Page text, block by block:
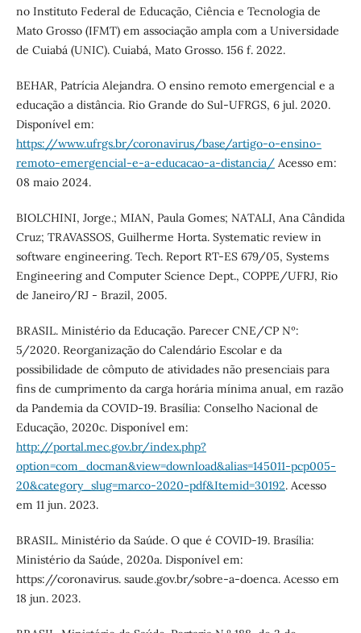
no Instituto Federal de Educação, Ciência e Tecnologia de
Mato Grosso (IFMT) em associação ampla com a Universidade
de Cuiabá (UNIC). Cuiabá, Mato Grosso. 156 f. 2022.
BEHAR, Patrícia Alejandra. O ensino remoto emergencial e a
educação a distância. Rio Grande do Sul-UFRGS, 6 jul. 2020.
Disponível em:
https://www.ufrgs.br/coronavirus/base/artigo-o-ensino-
remoto-emergencial-e-a-educacao-a-distancia/Acesso em:
08 maio 2024.
BIOLCHINI, Jorge.; MIAN, Paula Gomes; NATALI, Ana Cândida
Cruz; TRAVASSOS, Guilherme Horta. Systematic review in
software engineering. Tech. Report RT-ES 679/05, Systems
Engineering and Computer Science Dept., COPPE/UFRJ, Rio
de Janeiro/RJ - Brazil, 2005.
BRASIL. Ministério da Educação. Parecer CNE/CP Nº:
5/2020. Reorganização do Calendário Escolar e da
possibilidade de cômputo de atividades não presenciais para
fins de cumprimento da carga horária mínima anual, em razão
da Pandemia da COVID-19. Brasília: Conselho Nacional de
Educação, 2020c. Disponível em:
http://portal.mec.gov.br/index.php?
option=com_docman&view=download&alias=145011-pcp005-
20&category_slug=marco-2020-pdf&Itemid=30192. Acesso
em 11 jun. 2023.
BRASIL. Ministério da Saúde. O que é COVID-19. Brasília:
Ministério da Saúde, 2020a. Disponível em:
https://coronavirus. saude.gov.br/sobre-a-doenca. Acesso em
18 jun. 2023.